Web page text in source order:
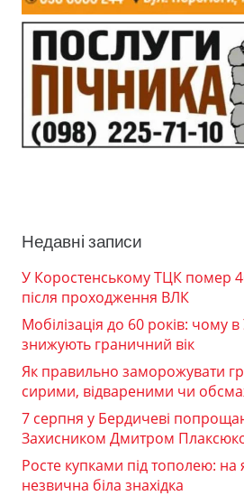
Недавні записи
У Коростенському ТЦК помер
після проходження ВЛК
Мобілізація до 60 років: чому в
знижують граничний вік
Як правильно заморожувати
сирими, відвареними чи
7 серпня у Бердичеві
Захисником Дмитром
Росте купками під тополею: на
незвична біла знахідка